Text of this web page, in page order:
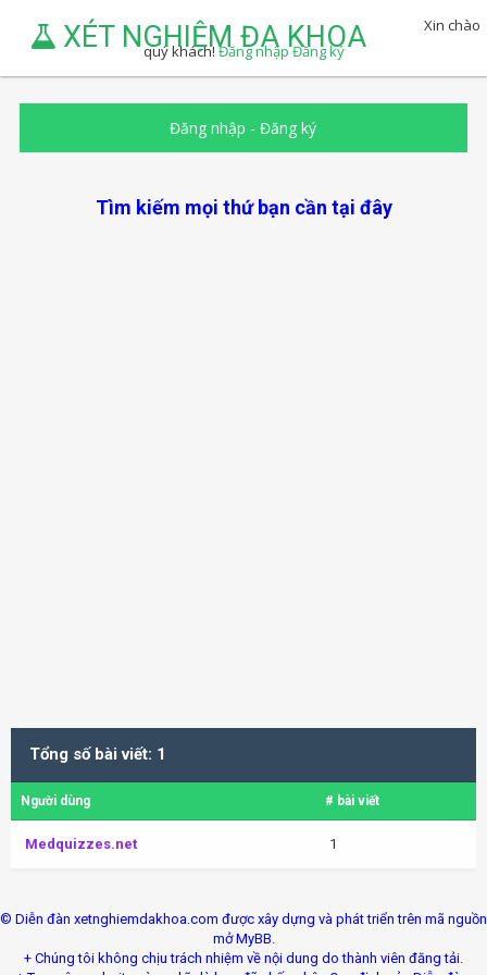
XÉT NGHIỆM ĐA KHOA
Xin chào
quý khách!Đăng nhậpĐăng ký
Đăng nhập -Đăng ký
Tìm kiếm mọi thứ bạn cần tại đây
Tổng số bài viết: 1
Người dùng # bài viết
Medquizzes.net 1
© Diễn đàn xetnghiemdakhoa.com được xây dựng và phát triển trên mã nguồn
mở MyBB.
+ Chúng tôi không chịu trách nhiệm về nội dung do thành viên đăng tải.